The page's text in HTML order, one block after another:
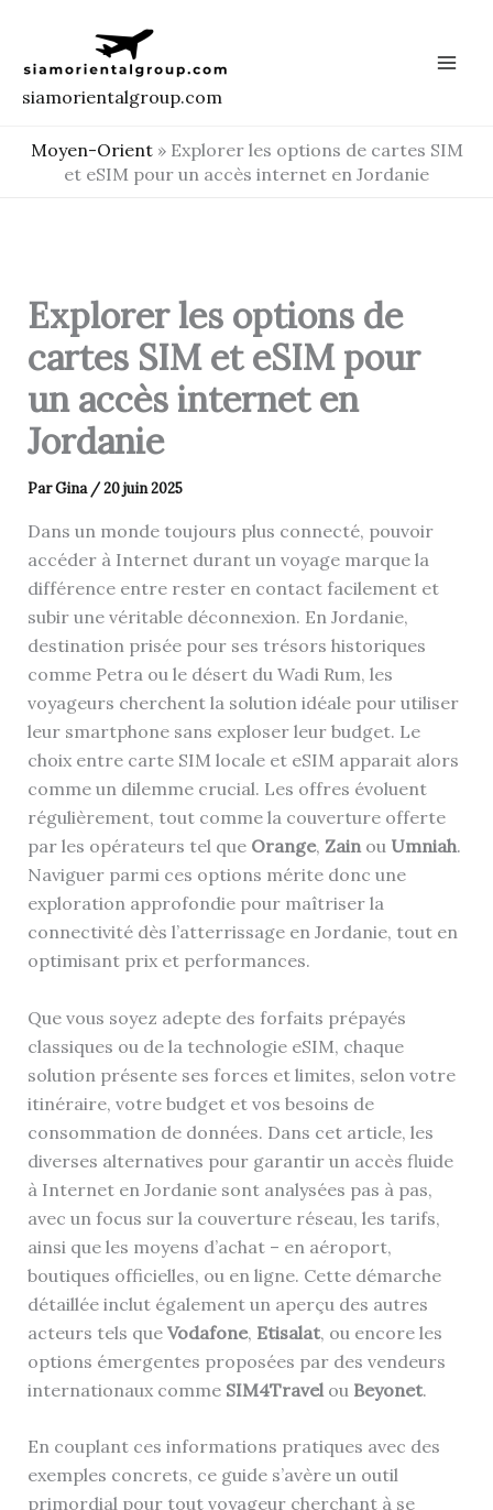
contenu
siamorientalgroup.com
Moyen-Orient» Explorer les options de cartes SIM
et eSIM pour un accès internet en Jordanie
Explorer les options de
cartes SIM et eSIM pour
un accès internet en
Jordanie
ParGina /20 juin 2025
Dans un monde toujours plus connecté, pouvoir
accéder à Internet durant un voyage marque la
différence entre rester en contact facilement et
subir une véritable déconnexion. En Jordanie,
destination prisée pour ses trésors historiques
comme Petra ou le désert du Wadi Rum, les
voyageurs cherchent la solution idéale pour utiliser
leur smartphone sans exploser leur budget. Le
choix entre carte SIM locale et eSIM apparait alors
comme un dilemme crucial. Les offres évoluent
régulièrement, tout comme la couverture offerte
par les opérateurs tel que Orange, Zainou Umniah.
Naviguer parmi ces options mérite donc une
exploration approfondie pour maîtriser la
connectivité dès l’atterrissage en Jordanie, tout en
optimisant prix et performances.
Que vous soyez adepte des forfaits prépayés
classiques ou de la technologie eSIM, chaque
solution présente ses forces et limites, selon votre
itinéraire, votre budget et vos besoins de
consommation de données. Dans cet article, les
diverses alternatives pour garantir un accès fluide
à Internet en Jordanie sont analysées pas à pas,
avec un focus sur la couverture réseau, les tarifs,
ainsi que les moyens d’achat – en aéroport,
boutiques officielles, ou en ligne. Cette démarche
détaillée inclut également un aperçu des autres
acteurs tels que Vodafone, Etisalat, ou encore les
options émergentes proposées par des vendeurs
internationaux comme SIM4Travelou Beyonet.
En couplant ces informations pratiques avec des
exemples concrets, ce guide s’avère un outil
primordial pour tout voyageur cherchant à se